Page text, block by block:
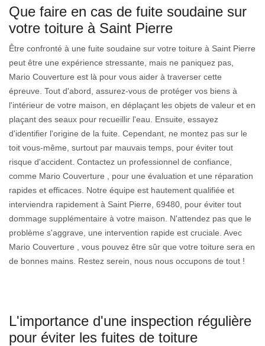
Que faire en cas de fuite soudaine sur
votre toiture à Saint Pierre
Être confronté à une fuite soudaine sur votre toiture à Saint Pierre
peut être une expérience stressante, mais ne paniquez pas,
Mario Couverture est là pour vous aider à traverser cette
épreuve. Tout d'abord, assurez-vous de protéger vos biens à
l'intérieur de votre maison, en déplaçant les objets de valeur et en
plaçant des seaux pour recueillir l'eau. Ensuite, essayez
d'identifier l'origine de la fuite. Cependant, ne montez pas sur le
toit vous-même, surtout par mauvais temps, pour éviter tout
risque d'accident. Contactez un professionnel de confiance,
comme Mario Couverture , pour une évaluation et une réparation
rapides et efficaces. Notre équipe est hautement qualifiée et
interviendra rapidement à Saint Pierre, 69480, pour éviter tout
dommage supplémentaire à votre maison. N'attendez pas que le
problème s'aggrave, une intervention rapide est cruciale. Avec
Mario Couverture , vous pouvez être sûr que votre toiture sera en
de bonnes mains. Restez serein, nous nous occupons de tout !
L'importance d'une inspection régulière
pour éviter les fuites de toiture